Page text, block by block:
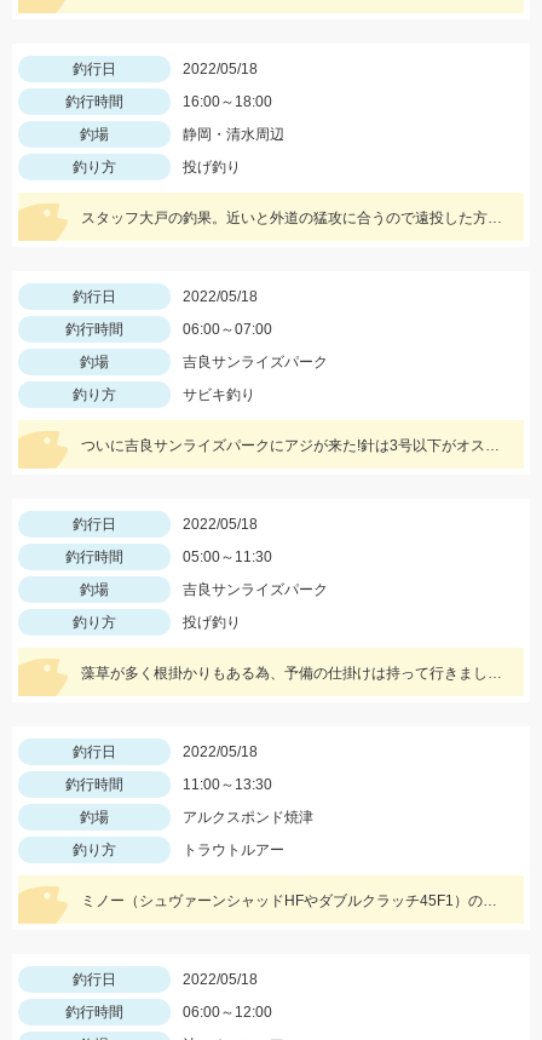
釣行日
2022/05/18
釣行時間
16:00～18:00
釣場
静岡・清水周辺
釣り方
投げ釣り
スタッフ大戸の釣果。近いと外道の猛攻に合うので遠投した方がキスのアタリが出る。イシグロの赤イソメ使用。
釣行日
2022/05/18
釣行時間
06:00～07:00
釣場
吉良サンライズパーク
釣り方
サビキ釣り
ついに吉良サンライズパークにアジが来た!針は3号以下がオススメ!サバは大漁!小型のメタルジグでも楽しめます♪
釣行日
2022/05/18
釣行時間
05:00～11:30
釣場
吉良サンライズパーク
釣り方
投げ釣り
藻草が多く根掛かりもある為、予備の仕掛けは持って行きましょう。エサは石ゴカイを使用しました。
釣行日
2022/05/18
釣行時間
11:00～13:30
釣場
アルクスポンド焼津
釣り方
トラウトルアー
ミノー（シュヴァーンシャッドHFやダブルクラッチ45F1）のハイフロート釣法に好反応でした！
釣行日
2022/05/18
釣行時間
06:00～12:00